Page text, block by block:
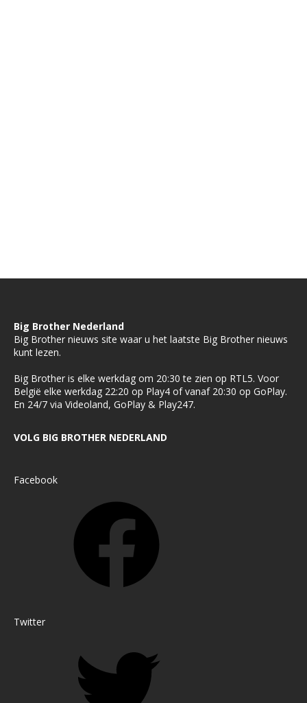
Big Brother Nederland
Big Brother nieuws site waar u het laatste Big Brother nieuws
kunt lezen.
Big Brother is elke werkdag om 20:30 te zien op RTL5. Voor
België elke werkdag 22:20 op Play4 of vanaf 20:30 op GoPlay.
En 24/7 via Videoland, GoPlay & Play247.
VOLG BIG BROTHER NEDERLAND
Facebook
Twitter